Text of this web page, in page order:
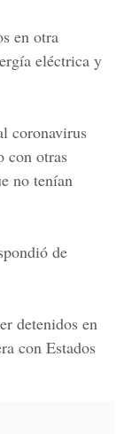
en otra
eléctrica y
coronavirus
con otras
no tenían
de
detenidos en
con Estados